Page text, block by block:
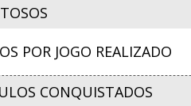
POR JOGO REALIZADO
CONQUISTADOS